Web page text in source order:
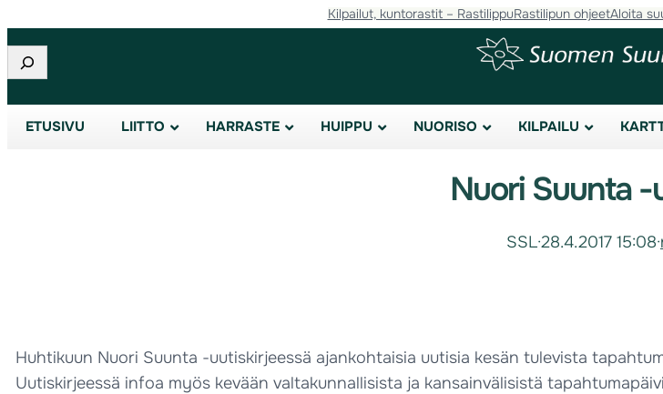
Kilpailut, kuntorastit – RastilippuRastilipun ohjeetAloita
Etsi
ETUSIVU LIITTO HARRASTE HUIPPU NUORISO KILPAILU
Nuori Suunta -
SSL·28.4.2017 15:08·
Huhtikuun Nuori Suunta -uutiskirjeessä ajankohtaisia uutisia kesän tulevista
Uutiskirjeessä infoa myös kevään valtakunnallisista ja kansainvälisistä